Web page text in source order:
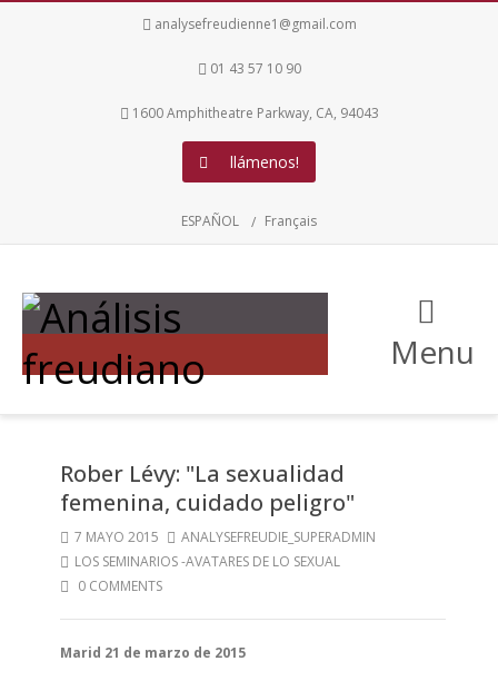
analysefreudienne1@gmail.com
01 43 57 10 90
1600 Amphitheatre Parkway, CA, 94043
llámenos!
ESPAÑOL Français
Menu
Rober Lévy: "La sexualidad
femenina, cuidado peligro"
7 MAYO 2015
ANALYSEFREUDIE_SUPERADMIN
LOS SEMINARIOS -AVATARES DE LO SEXUAL
0 COMMENTS
Marid 21 de marzo de 2015